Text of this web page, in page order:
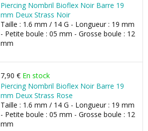
Piercing Nombril Bioflex Noir Barre 19
mm Deux Strass Noir
Taille : 1.6 mm / 14 G - Longueur : 19 mm
- Petite boule : 05 mm - Grosse boule : 12
mm
7,90 € En stock
Piercing Nombril Bioflex Noir Barre 19
mm Deux Strass Rose
Taille : 1.6 mm / 14 G - Longueur : 19 mm
- Petite boule : 05 mm - Grosse boule : 12
mm